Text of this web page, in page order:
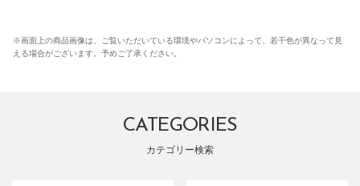
※画面上の商品画像は、ご覧いただいている環境やパソコンによって、若干色が異なって見
える場合がございます。予めご了承ください。
CATEGORIES
カテゴリー検索